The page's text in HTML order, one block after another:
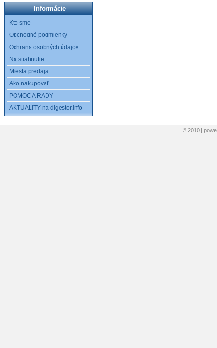
Informácie
Kto sme
Obchodné podmienky
Ochrana osobných údajov
Na stiahnutie
Miesta predaja
Ako nakupovať
POMOC A RADY
AKTUALITY na digestor.info
© 2010 |